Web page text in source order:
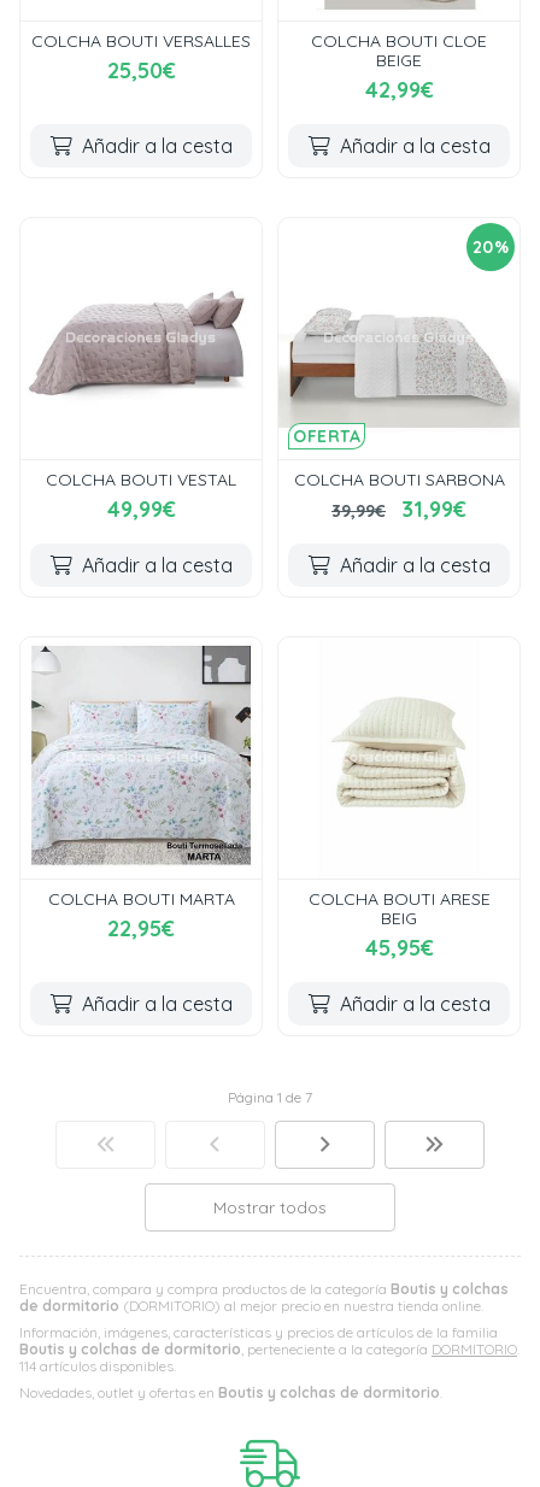
Encuentra, compara y compra productos de la categoría Boutis y colchas
de dormitorio (DORMITORIO) al mejor precio en nuestra tienda online.
Información, imágenes, características y precios de artículos de la familia
Boutis y colchas de dormitorio, perteneciente a la categoría DORMITORIO.
114 artículos disponibles.
Novedades, outlet y ofertas en Boutis y colchas de dormitorio.
COLCHA BOUTI VERSALLES
25,50€
Añadir a la cesta
COLCHA BOUTI CLOE
BEIGE
42,99€
Añadir a la cesta
COLCHA BOUTI VESTAL
49,99€
Añadir a la cesta
20%
OFERTA
COLCHA BOUTI SARBONA
39,99€
31,99€
Añadir a la cesta
COLCHA BOUTI MARTA
22,95€
Añadir a la cesta
COLCHA BOUTI ARESE
BEIG
45,95€
Añadir a la cesta
Página 1 de 7
Mostrar todos